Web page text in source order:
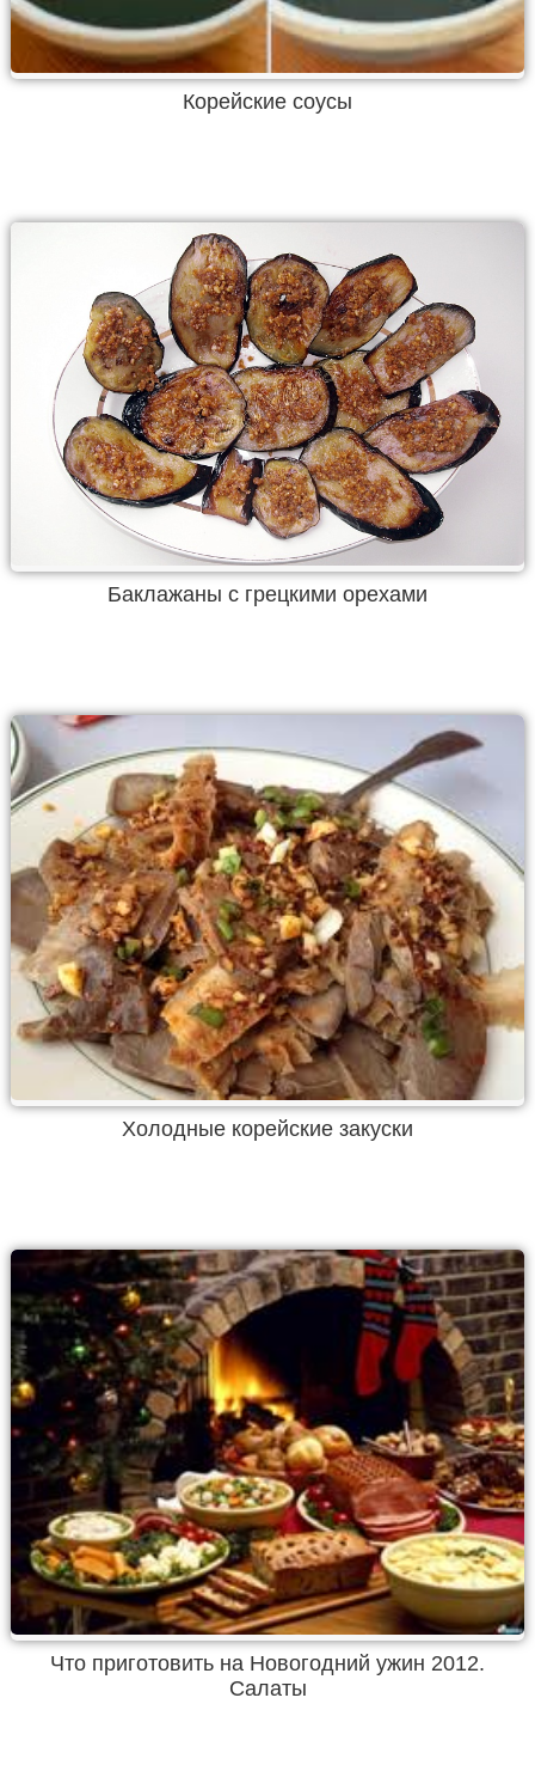
Корейские соусы
Баклажаны с грецкими орехами
Холодные корейские закуски
Что приготовить на Новогодний ужин 2012.
Салаты